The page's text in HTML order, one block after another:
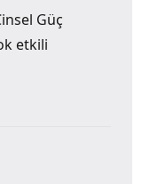
Güç
etkili